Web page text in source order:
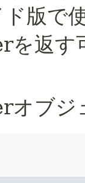
版で
返す
ブジ